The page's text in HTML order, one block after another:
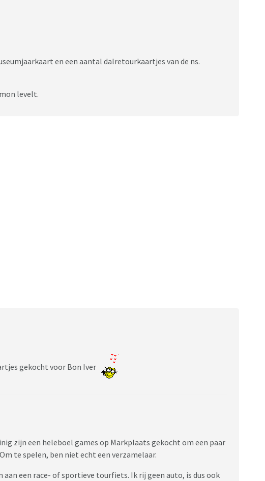
en een aantal dalretourkaartjes van de ns.
levelt.
gekocht voor Bon Iver
zijn een heleboel games op Markplaats gekocht om een paar
te spelen, ben niet echt een verzamelaar.
aan een race- of sportieve tourfiets. Ik rij geen auto, is dus ook